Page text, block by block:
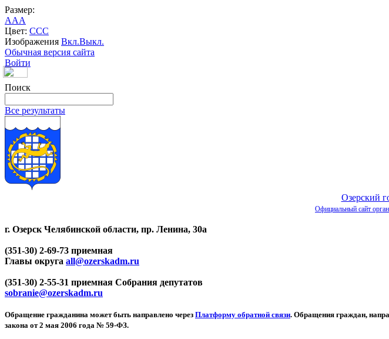
Размер:
AAA
Цвет: CCC
Изображения Вкл.Выкл.
Обычная версия сайта
Войти
Поиск
Все результаты
Озерский
Официальный сайт
г. Озерск Челябинской области, пр. Ленина, 30а
(351-30) 2-69-73 приемная
Главы округа all@ozerskadm.ru
(351-30) 2-55-31 приемная Собрания депутатов
sobranie@ozerskadm.ru
Обращение гражданина может быть направлено через Платформу обратной связи. Обращения граждан,
закона от 2 мая 2006 года № 59-ФЗ.